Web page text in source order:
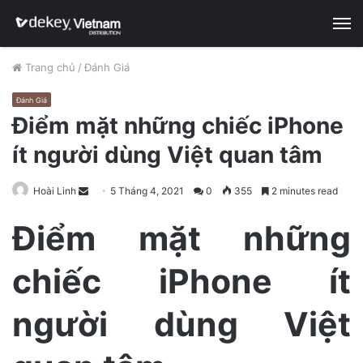
Trang chủ / Đánh Giá
Đánh Giá
Điểm mặt những chiếc iPhone
ít người dùng Việt quan tâm
Hoài Linh
n
d
n
m
5 Tháng 4, 2021 0 355 2 minutes read
Điểm mặt những
chiếc iPhone ít
người dùng Việt